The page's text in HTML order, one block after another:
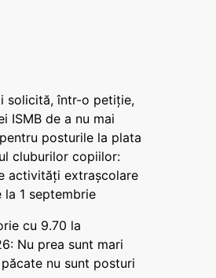
solicită, într-o petiție,
ISMB de a nu mai
posturile la plata
cluburilor copiilor:
activități extrașcolare
1 septembrie
cu 9.70 la
Nu prea sunt mari
nu sunt posturi